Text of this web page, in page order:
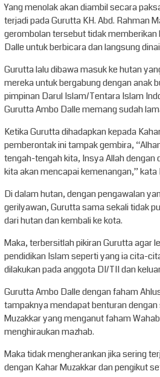
Yang menolak akan diambil secara
terjadi pada Gurutta KH. Abd. Rahman
gerombolan tersebut tidak
Dalle untuk berbicara dan langsung
Gurutta lalu dibawa masuk ke hutan
mereka untuk bergabung dengan anak
pimpinan Darul Islam/Tentara Islam
Gurutta Ambo Dalle memang sudah
Ketika Gurutta dihadapkan kepada
pemberontak ini tampak gembira,
tengah-tengah kita, Insya Allah dengan
kita akan mencapai kemenangan,” kata
Di dalam hutan, dengan pengawalan
gerilyawan, Gurutta sama sekali tidak
dari hutan dan kembali ke kota.
Maka, terbersitlah pikiran Gurutta agar
pendidikan Islam seperti yang ia cita-
dilakukan pada anggota DI/TII dan
Gurutta Ambo Dalle dengan faham
tampaknya mendapat benturan
Muzakkar yang menganut faham
menghiraukan mazhab.
Maka tidak mengherankan jika sering
dengan Kahar Muzakkar dan pengikut